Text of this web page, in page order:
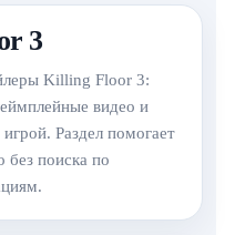
3
Killing Floor 3:
видео и
Раздел помогает
без поиска по